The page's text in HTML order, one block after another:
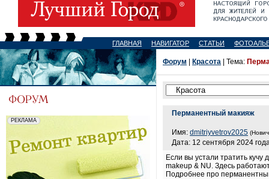
ГЛАВНАЯ НАВИГАТОР СТАТЬИ
Форум Красота | Тема:
Перманентный макияж
Имя: dmitriyvetrov2025
Дата: 12 сентября 2024
Если вы устали тратить
makeup & NU. Здесь
Подробнее про